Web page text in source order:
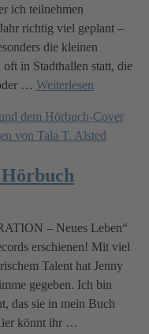
ich teilnehmen
richtig viel geplant –
die kleinen
in Stadthallen statt, die
… Weiterlesen
– Neues Leben“
erschienen! Mit viel
Talent hat Jenny
gegeben. Ich bin
das sie in mein Buch
könnt ihr …